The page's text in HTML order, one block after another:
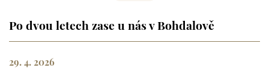
Po dvou letech zase u nás v Bohdalově
29. 4. 2026